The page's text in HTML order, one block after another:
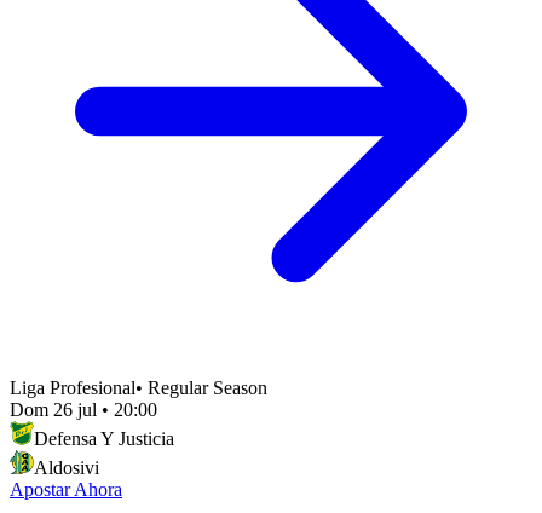
Liga Profesional• Regular Season
Dom 26 jul • 20:00
Defensa Y Justicia
Aldosivi
Apostar Ahora